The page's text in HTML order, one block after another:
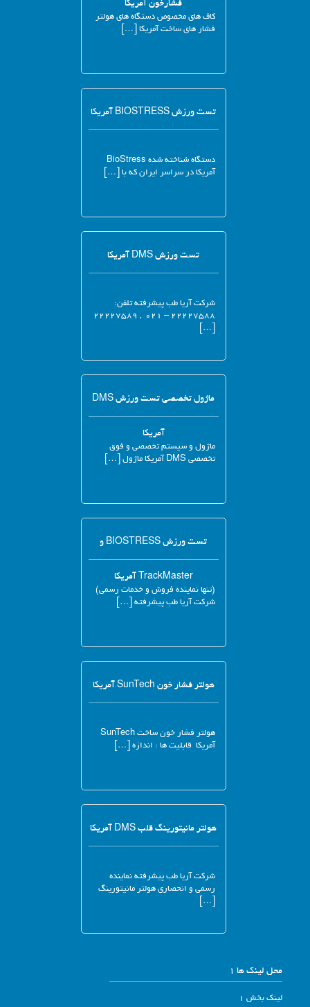
فشارخون آمریکا
کاف های مخصوص دستگاه های هولتر
فشار های ساخت آمریکا […]
تست ورزش BIOSTRESS آمریکا
دستگاه شناخته شده BioStress
آمریکا در سراسر ایران که با […]
تست ورزش DMS آمریکا
شرکت آریا طب پیشرفته تلفن:
۲۲۲۲۷۵۸۸ – ۰۲۱ , ۲۲۲۲۷۵۸۹
[…]
ماژول تخصصی تست ورزش DMS
آمریکا
ماژول و سیستم تخصصی و فوق
تخصصی DMS آمریکا ماژول […]
تست ورزش BIOSTRESS و
TrackMaster آمریکا
(تنها نماینده فروش و خدمات رسمی)
شرکت آریا طب پیشرفته […]
هولتر فشار خون SunTech آمریکا
هولتر فشار خون ساخت SunTech
آمریکا قابلیت ها : اندازه […]
هولتر مانیتورینگ قلب DMS آمریکا
شرکت آریا طب پیشرفته نماینده
رسمی و انحصاری هولتر مانیتورینگ
[…]
محل لینک ها 1
لینک بخش 1